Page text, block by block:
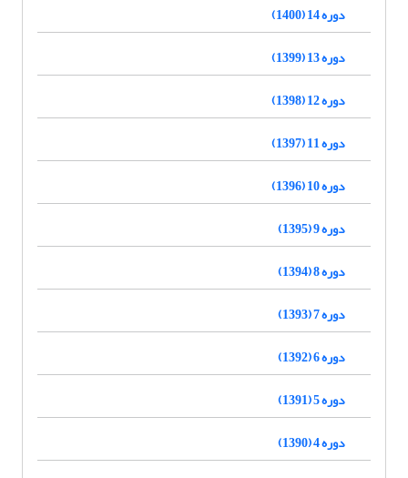
دوره 14 (1400)
دوره 13 (1399)
دوره 12 (1398)
دوره 11 (1397)
دوره 10 (1396)
دوره 9 (1395)
دوره 8 (1394)
دوره 7 (1393)
دوره 6 (1392)
دوره 5 (1391)
دوره 4 (1390)